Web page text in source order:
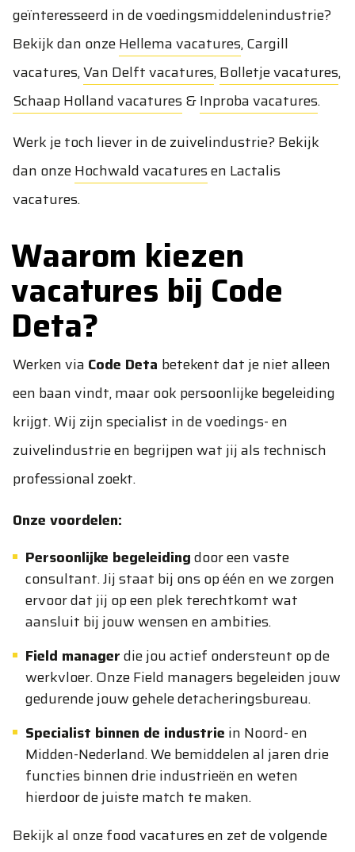
geïnteresseerd in de voedingsmiddelenindustrie?
Bekijk dan onzeHellema vacatures,Cargill
vacatures,Van Delft vacatures,Bolletje vacatures,
Schaap Holland vacatures&Inproba vacatures.
Werk je toch liever in de zuivelindustrie? Bekijk
dan onzeHochwald vacaturesen Lactalis
vacatures.
Waarom kiezen
vacatures bij Code
Deta?
Werken via Code Deta betekent dat je niet alleen
een baan vindt, maar ook persoonlijke begeleiding
krijgt. Wij zijn specialist in de voedings- en
zuivelindustrie en begrijpen wat jij als technisch
professional zoekt.
Onze voordelen:
Persoonlijke begeleidingdoor een vaste
consultant. Jij staat bij ons op één en we zorgen
ervoor dat jij op een plek terechtkomt wat
aansluit bij jouw wensen en ambities.
Field managerdie jou actief ondersteunt op de
werkvloer. Onze Field managers begeleiden jouw
gedurende jouw gehele detacheringsbureau.
Specialist binnen de industrie in Noord- en
Midden-Nederland. We bemiddelen al jaren drie
functies binnen drie industrieën en weten
hierdoor de juiste match te maken.
Bekijk al onze food vacatures en zet de volgende